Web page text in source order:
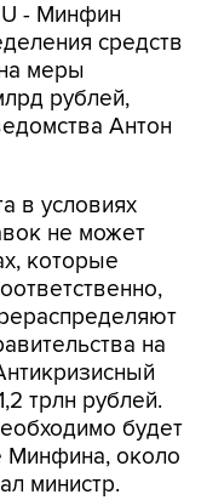
- Минфин
средств
меры
рублей,
Антон
в условиях
не может
которые
на
трлн рублей.
будет
Минфина, около
министр.